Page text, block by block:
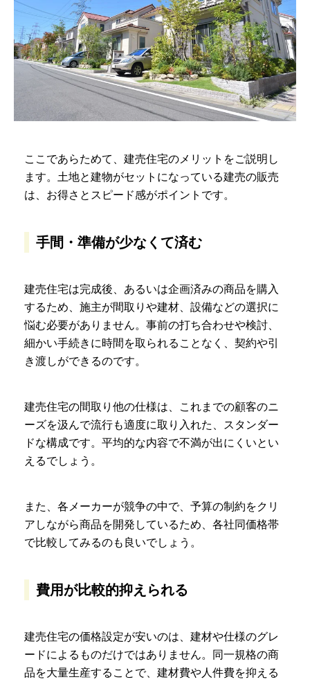
ここであらためて、建売住宅のメリットをご説明し
ます。土地と建物がセットになっている建売の販売
は、お得さとスピード感がポイントです。
手間・準備が少なくて済む
建売住宅は完成後、あるいは企画済みの商品を購入
するため、施主が間取りや建材、設備などの選択に
悩む必要がありません。事前の打ち合わせや検討、
細かい手続きに時間を取られることなく、契約や引
き渡しができるのです。
建売住宅の間取り他の仕様は、これまでの顧客のニ
ーズを汲んで流行も適度に取り入れた、スタンダー
ドな構成です。平均的な内容で不満が出にくいとい
えるでしょう。
また、各メーカーが競争の中で、予算の制約をクリ
アしながら商品を開発しているため、各社同価格帯
で比較してみるのも良いでしょう。
費用が比較的抑えられる
建売住宅の価格設定が安いのは、建材や仕様のグレ
ードによるものだけではありません。同一規格の商
品を大量生産することで、建材費や人件費を抑える